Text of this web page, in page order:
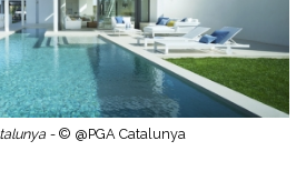
- © @PGA Catalunya